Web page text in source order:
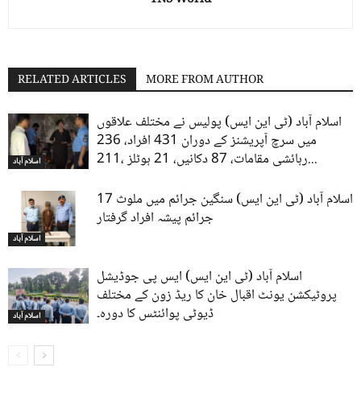
RELATED ARTICLES MORE FROM AUTHOR
اسلام آباد
اسلام آباد (ٹی این ایس) پولیس نے مختلف علاقوں
میں سرچ آپریشنز کے دوران 431 افراد، 236
رہائشی مقامات، 87 دکانیں، 21 ہوٹلز ،211...
اسلام آباد
اسلام آباد (ٹی این ایس) سنگین جرائم میں ملوث 17
جرائم پیشہ افراد گرفتار
اسلام آباد
اسلام آباد (ٹی این ایس) ایس پی جوڈیشل
پروٹیکشن یونٹ اقبال خان کا ریڈ زون کے مختلف
ڈیوٹی پوائنٹس کا دورہ۔